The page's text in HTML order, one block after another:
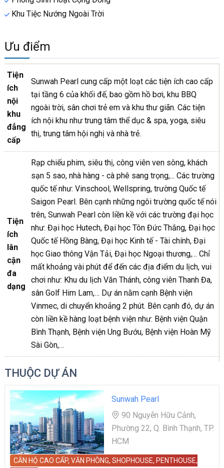
Khu Tiệc Nướng Ngoài Trời
Ưu điểm
Tiện
ích
nội
khu
đẳng
cấp
Sunwah Pearl cung cấp một loạt các tiện ích cao cấp
tại tầng 6 của khối đế, bao gồm hồ bơi, khu BBQ
ngoài trời, sân chơi trẻ em và khu thư giãn. Các tiện
ích nội khu như trung tâm thể dục & spa, yoga, siêu
thị, trung tâm hội nghị và nhà trẻ.
Tiện
ích
lân
cận
đa
dạng
Rạp chiếu phim, siêu thị, công viên ven sông, khách
sạn 5 sao, nhà hàng - cà phê sang trọng,... Các trường
quốc tế như: Vinschool, Wellspring, trường Quốc tế
Saigon Pearl. Bên cạnh những ngôi trường quốc tế nói
trên, Sunwah Pearl còn liền kề với các trường đại học
như: Đại học Hutech, Đại học Tôn Đức Thắng, Đại học
Quốc tế Hồng Bàng, Đại học Kinh tế - Tài chính, Đại
học Giao thông Vận Tải, Đại học Ngoại thương,… Chỉ
mất khoảng vài phút để đến các địa điểm du lịch, vui
chơi như: Khu du lịch Văn Thánh, công viên Thanh Đa,
sân Golf Him Lam,… Dự án nằm cạnh Bệnh viện
Vinmec, di chuyển khoảng 2 phút. Bên cạnh đó, dự án
còn liền kề hàng loạt bệnh viện như: Bệnh viện Quận
Bình Thạnh, Bệnh viện Ung Bướu, Bệnh viện Hoàn Mỹ
Sài Gòn,…
THUỘC DỰ ÁN
Sunwah Pearl
90 Nguyễn Hữu Cảnh,
Phường 22, Q. Bình Thạnh, TP.
HCM
CĂN HỘ CAO CẤP, VĂN PHÒNG, SHOPHOUSE, PENTHOUSE,